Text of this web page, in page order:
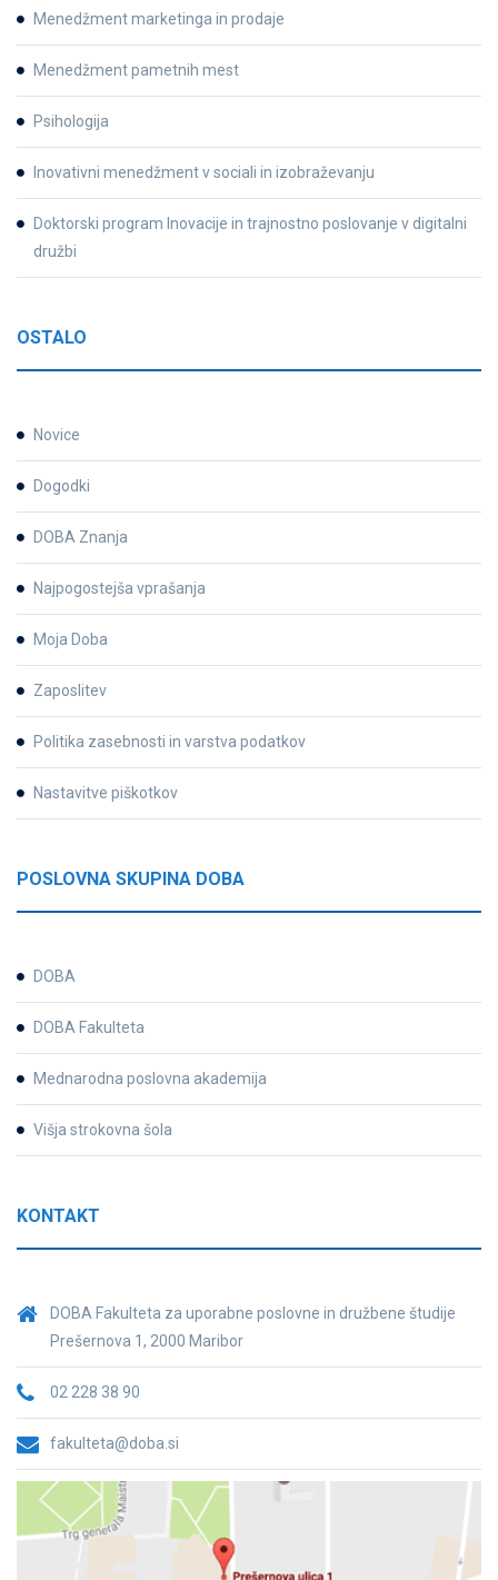
Menedžment marketinga in prodaje
Menedžment pametnih mest
Psihologija
Inovativni menedžment v sociali in izobraževanju
Doktorski program Inovacije in trajnostno poslovanje v digitalni
družbi
OSTALO
Novice
Dogodki
DOBA Znanja
Najpogostejša vprašanja
Moja Doba
Zaposlitev
Politika zasebnosti in varstva podatkov
Nastavitve piškotkov
POSLOVNA SKUPINA DOBA
DOBA
DOBA Fakulteta
Mednarodna poslovna akademija
Višja strokovna šola
KONTAKT
DOBA Fakulteta za uporabne poslovne in družbene študije
Prešernova 1, 2000 Maribor
02 228 38 90
fakulteta@doba.si